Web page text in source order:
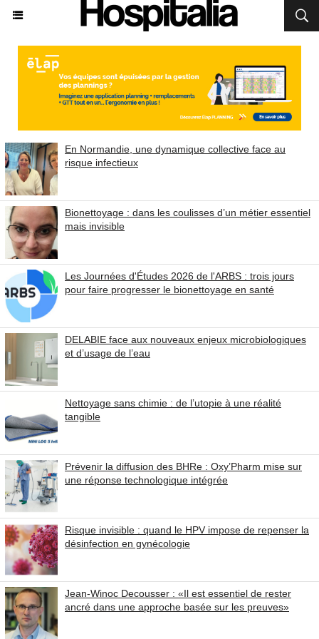
En Normandie, une dynamique collective face au
risque infectieux
Bionettoyage : dans les coulisses d’un métier essentiel
mais invisible
Les Journées d'Études 2026 de l'ARBS : trois jours
pour faire progresser le bionettoyage en santé
DELABIE face aux nouveaux enjeux microbiologiques
et d’usage de l’eau
Nettoyage sans chimie : de l’utopie à une réalité
tangible
Prévenir la diffusion des BHRe : Oxy’Pharm mise sur
une réponse technologique intégrée
Risque invisible : quand le HPV impose de repenser la
désinfection en gynécologie
Jean-Winoc Decousser : «Il est essentiel de rester
ancré dans une approche basée sur les preuves»